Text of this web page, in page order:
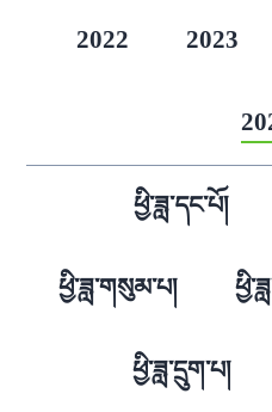
2022 2023
ཕྱི་ཟླ་དང་པོ།
ཕྱི་ཟླ་གསུམ་པ།
ཕྱི་ཟླ་དྲུག་པ།